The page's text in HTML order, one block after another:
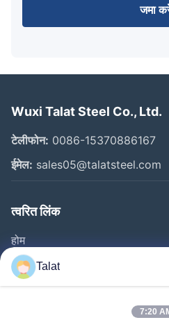
जमा
Wuxi Talat Steel Co., Ltd.
टेलीफोन: 0086-15370886167
ईमेल: sales05@talatsteel.com
त्वरित लिंक
होम
उत्पाद
हमारे बारे में
Talat
7:20